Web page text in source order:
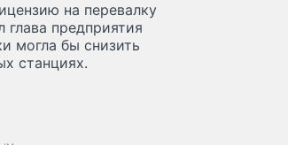
на перевалку
предприятия
могла бы снизить
станциях.